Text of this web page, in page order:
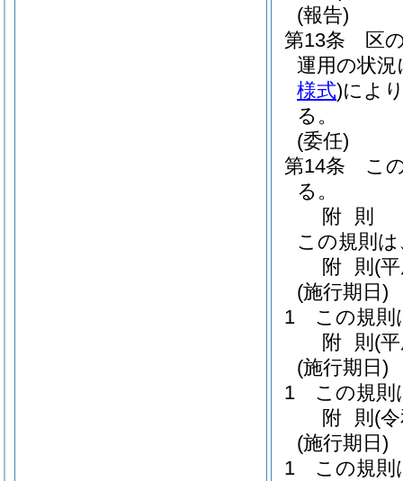
(報告)
第13条
区
運用の状
様式)によ
る。
(委任)
第14条
こ
る。
附 則
この規則
附 則 (
(施行期日)
1
この規則
附 則 (
(施行期日)
1
この規則
附 則 (
(施行期日)
1
この規則